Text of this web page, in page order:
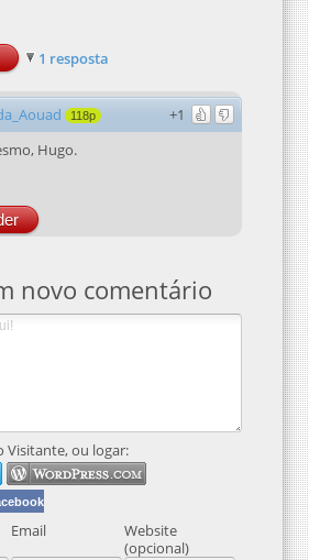
1 resposta
+1
118p
Hugo.
novo comentário
Visitante, ou logar:
Email
Website
(opcional)